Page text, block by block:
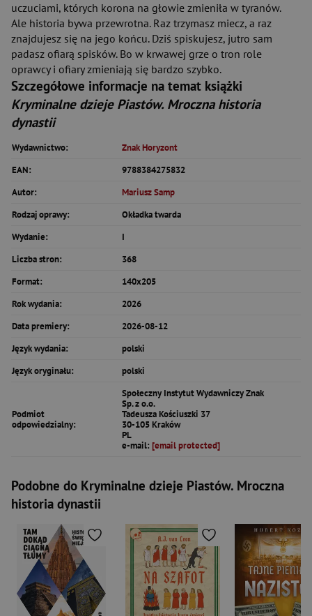
uczuciami, których korona na głowie zmieniła w tyranów.
Ale historia bywa przewrotna. Raz trzymasz miecz, a raz
znajdujesz się na jego końcu. Dziś spiskujesz, jutro sam
padasz ofiarą spisków. Bo w krwawej grze o tron role
oprawcy i ofiary zmieniają się bardzo szybko.
Szczegółowe informacje na temat książki
Kryminalne dzieje Piastów. Mroczna historia
dynastii
Wydawnictwo:
Znak Horyzont
EAN:
9788384275832
Autor:
Mariusz Samp
Rodzaj oprawy:
Okładka twarda
Wydanie:
I
Liczba stron:
368
Format:
140x205
Rok wydania:
2026
Data premiery:
2026-08-12
Język wydania:
polski
Język oryginału:
polski
Podmiot
odpowiedzialny:
Społeczny Instytut Wydawniczy Znak
Sp. z o.o.
Tadeusza Kościuszki 37
30-105 Kraków
PL
e-mail: [email protected]
Podobne do Kryminalne dzieje Piastów. Mroczna
historia dynastii